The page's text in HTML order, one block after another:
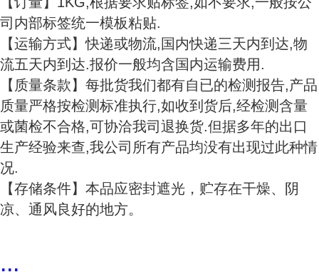
司内部标签统一模板粘贴.
【运输方式】快递或物流,国内快递三天内到达,物
流五天内到达.报价一般均含国内运输费用.
【质量条款】每批货我们都有自已的检测报告,产品
质量严格按检测标准执行,如收到货后,经检测含量
或菌检不合格,可协洽我司退换货.但据多年的出口
生产经验来查,我公司所有产品均没有出现过此种情
况.
【存储条件】本品应密封遮光，贮存在干燥、阴
凉、通风良好的地方。
...